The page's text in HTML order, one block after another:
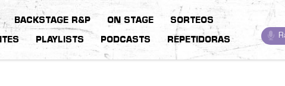
BACKSTAGE R&P ON STAGE SORTEOS
PLAYLISTS PODCASTS REPETIDORAS